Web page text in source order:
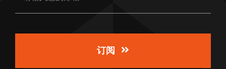
订阅